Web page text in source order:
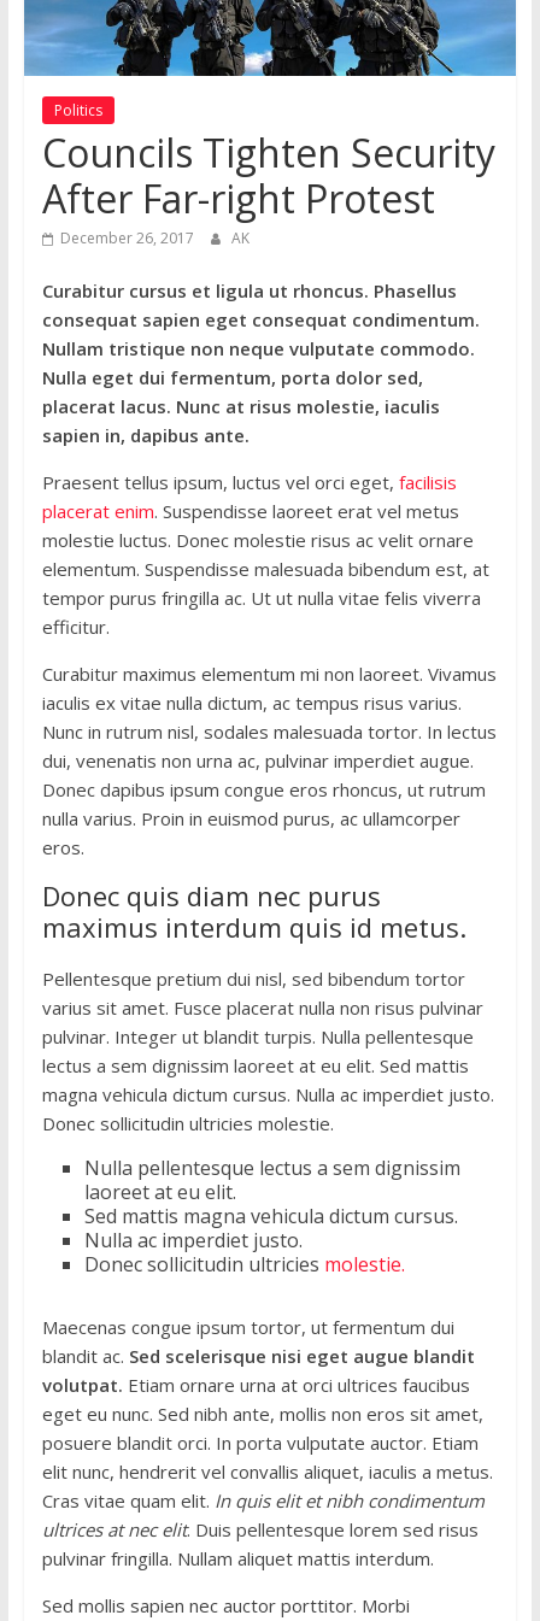
Politics
Councils Tighten Security
After Far-right Protest
December 26, 2017 AK
Curabitur cursus et ligula ut rhoncus. Phasellus
consequat sapien eget consequat condimentum.
Nullam tristique non neque vulputate commodo.
Nulla eget dui fermentum, porta dolor sed,
placerat lacus. Nunc at risus molestie, iaculis
sapien in, dapibus ante.
Praesent tellus ipsum, luctus vel orci eget, facilisis
placerat enim. Suspendisse laoreet erat vel metus
molestie luctus. Donec molestie risus ac velit ornare
elementum. Suspendisse malesuada bibendum est, at
tempor purus fringilla ac. Ut ut nulla vitae felis viverra
efficitur.
Curabitur maximus elementum mi non laoreet. Vivamus
iaculis ex vitae nulla dictum, ac tempus risus varius.
Nunc in rutrum nisl, sodales malesuada tortor. In lectus
dui, venenatis non urna ac, pulvinar imperdiet augue.
Donec dapibus ipsum congue eros rhoncus, ut rutrum
nulla varius. Proin in euismod purus, ac ullamcorper
eros.
Donec quis diam nec purus
maximus interdum quis id metus.
Pellentesque pretium dui nisl, sed bibendum tortor
varius sit amet. Fusce placerat nulla non risus pulvinar
pulvinar. Integer ut blandit turpis. Nulla pellentesque
lectus a sem dignissim laoreet at eu elit. Sed mattis
magna vehicula dictum cursus. Nulla ac imperdiet justo.
Donec sollicitudin ultricies molestie.
Nulla pellentesque lectus a sem dignissim
laoreet at eu elit.
Sed mattis magna vehicula dictum cursus.
Nulla ac imperdiet justo.
Donec sollicitudin ultricies molestie.
Maecenas congue ipsum tortor, ut fermentum dui
blandit ac. Sed scelerisque nisi eget augue blandit
volutpat. Etiam ornare urna at orci ultrices faucibus
eget eu nunc. Sed nibh ante, mollis non eros sit amet,
posuere blandit orci. In porta vulputate auctor. Etiam
elit nunc, hendrerit vel convallis aliquet, iaculis a metus.
Cras vitae quam elit. In quis elit et nibh condimentum
ultrices at nec elit. Duis pellentesque lorem sed risus
pulvinar fringilla. Nullam aliquet mattis interdum.
Sed mollis sapien nec auctor porttitor. Morbi